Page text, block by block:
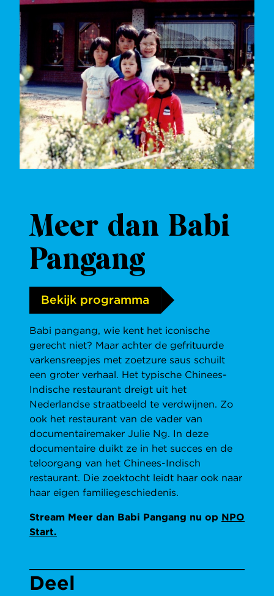
Meer dan Babi
Pangang
Bekijk programma
Babi pangang, wie kent het iconische
gerecht niet? Maar achter de gefrituurde
varkensreepjes met zoetzure saus schuilt
een groter verhaal. Het typische Chinees-
Indische restaurant dreigt uit het
Nederlandse straatbeeld te verdwijnen. Zo
ook het restaurant van de vader van
documentairemaker Julie Ng. In deze
documentaire duikt ze in het succes en de
teloorgang van het Chinees-Indisch
restaurant. Die zoektocht leidt haar ook naar
haar eigen familiegeschiedenis.
Stream Meer dan Babi Pangang nu op NPO
Start.
Deel